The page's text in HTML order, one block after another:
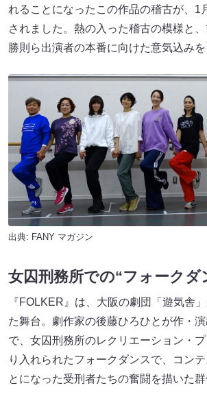
れることになったこの作品の稽古が、1
されました。熱の入った稽古の模様と
勝則ら出演者の本番に向けた意気込みを
出典: FANY マガジン
女囚刑務所での“フォークダ
『FOLKER』は、大阪の劇団「遊気舎
た舞台。劇作家の後藤ひろひとが作・
で、女囚刑務所のレクリエーション・
り入れられたフォークダンスで、コン
とになった受刑者たちの奮闘を描いた群